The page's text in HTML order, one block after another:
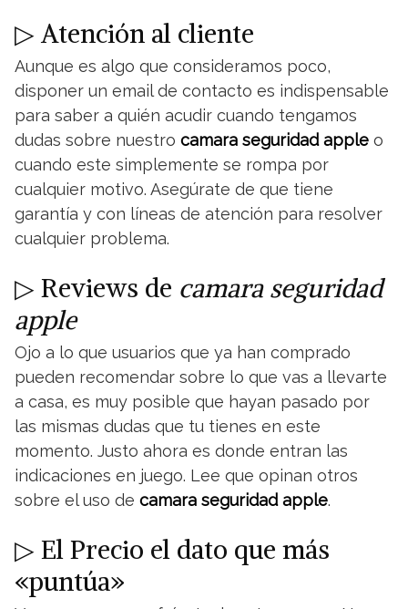
▷ Atención al cliente
Aunque es algo que consideramos poco,
disponer un email de contacto es indispensable
para saber a quién acudir cuando tengamos
dudas sobre nuestro camara seguridad apple o
cuando este simplemente se rompa por
cualquier motivo. Asegúrate de que tiene
garantía y con líneas de atención para resolver
cualquier problema.
▷ Reviews de camara seguridad
apple
Ojo a lo que usuarios que ya han comprado
pueden recomendar sobre lo que vas a llevarte
a casa, es muy posible que hayan pasado por
las mismas dudas que tu tienes en este
momento. Justo ahora es donde entran las
indicaciones en juego. Lee que opinan otros
sobre el uso de camara seguridad apple.
▷ El Precio el dato que más
«puntúa»